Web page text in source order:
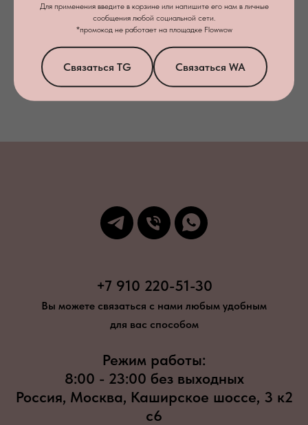
Для применения введите в корзине или напишите его нам в личные
сообщения любой социальной сети.
*промокод не работает на площадке Flowwow
Связаться TG Связаться WA
согласие на обработку персональных данных
политикой конфиденциальности
Заказать звонок
+7 910 220-51-30
Вы можете связаться с нами любым удобным
для вас способом
Режим работы:
8:00 - 23:00 без выходных
Россия, Москва, Каширское шоссе, 3 к2
с6